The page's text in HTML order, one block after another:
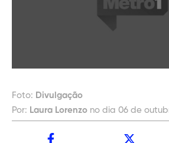
Foto: Divulgação
Por: Laura Lorenzo no dia 06 de